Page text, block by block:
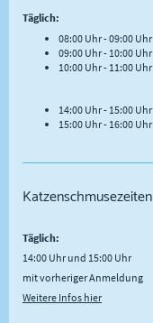
Täglich:
08:00 Uhr - 09:00 Uhr
09:00 Uhr - 10:00 Uhr
10:00 Uhr - 11:00 Uhr
14:00 Uhr - 15:00 Uhr
15:00 Uhr - 16:00 Uhr
Katzenschmusezeiten
Täglich:
14:00 Uhr und 15:00 Uhr
mit vorheriger Anmeldung
Weitere Infos hier